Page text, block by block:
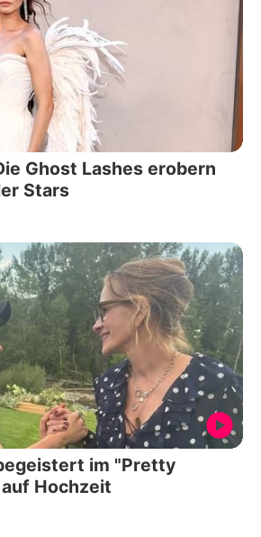
Ghost Lashes erobern
Stars
im "Pretty
Hochzeit